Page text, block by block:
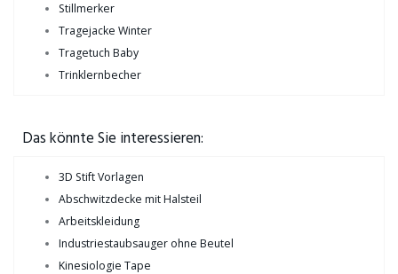
Stillmerker
Tragejacke Winter
Tragetuch Baby
Trinklernbecher
Das könnte Sie interessieren:
3D Stift Vorlagen
Abschwitzdecke mit Halsteil
Arbeitskleidung
Industriestaubsauger ohne Beutel
Kinesiologie Tape